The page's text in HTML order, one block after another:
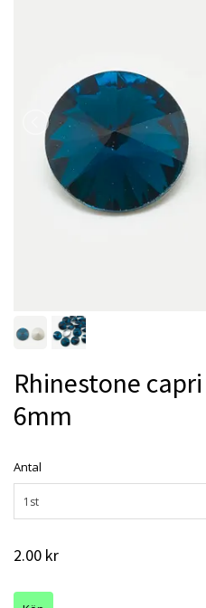
Rhinestone
6mm
Antal
1st
2.00 kr